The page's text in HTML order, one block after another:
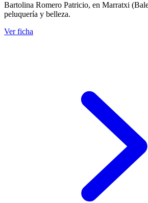
Bartolina Romero Patricio, en Marratxi
peluquería y belleza.
Ver ficha